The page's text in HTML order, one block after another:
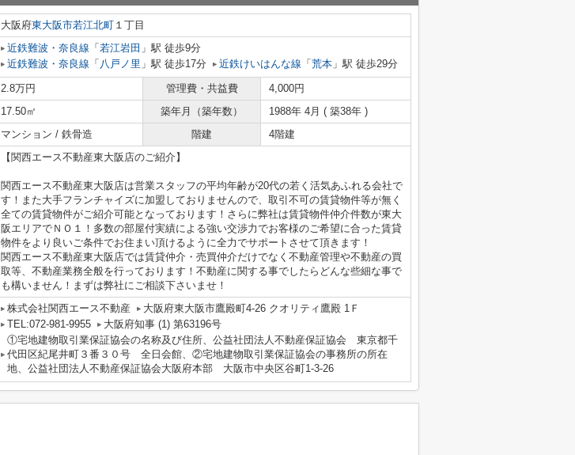
大阪府東大阪市若江北町 １丁目
近鉄難波・奈良線 「 若江岩田 」駅 徒歩9分
近鉄難波・奈良線 「 八戸ノ里 」駅 徒歩17分 近鉄けいはんな線 「 荒本 」駅 徒歩29分
2.8万円 管理費・共益費
4,000円
17.50㎡ 築年月（築年数）
1988年 4月 ( 築38年 )
マンション / 鉄骨造 階建 4階建
【関西エース不動産東大阪店のご紹介】
関西エース不動産東大阪店は営業スタッフの平均年齢が20代の若く活気あふれる会社で
す！また大手フランチャイズに加盟しておりませんので、取引不可の賃貸物件等が無く
全ての賃貸物件がご紹介可能となっております！さらに弊社は賃貸物件仲介件数が東大
阪エリアでＮＯ１！多数の部屋付実績による強い交渉力でお客様のご希望に合った賃貸
物件をより良いご条件でお住まい頂けるように全力でサポートさせて頂きます！
関西エース不動産東大阪店では賃貸仲介・売買仲介だけでなく不動産管理や不動産の買
取等、不動産業務全般を行っております！不動産に関する事でしたらどんな些細な事で
も構いません！まずは弊社にご相談下さいませ！
株式会社関西エース不動産
大阪府東大阪市鷹殿町4-26 クオリティ鷹殿 1Ｆ
TEL:072-981-9955
大阪府知事 (1) 第63196号
①宅地建物取引業保証協会の名称及び住所、公益社団法人不動産保証協会 東京都千
代田区紀尾井町３番３０号 全日会館、②宅地建物取引業保証協会の事務所の所在
地、公益社団法人不動産保証協会大阪府本部 大阪市中央区谷町1-3-26